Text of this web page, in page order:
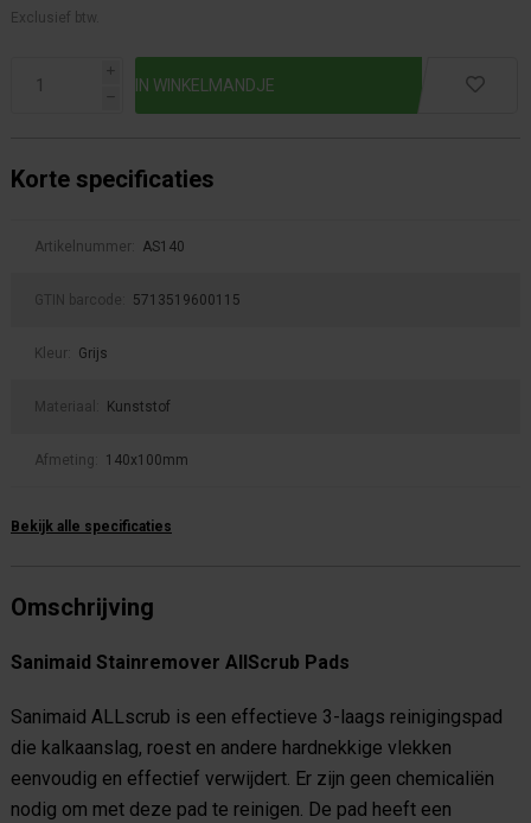
Exclusief btw.
i
h
Korte specificaties
Artikelnummer: AS140
GTIN barcode: 5713519600115
Kleur: Grijs
Materiaal: Kunststof
Afmeting: 140x100mm
Bekijk alle specificaties
Omschrijving
Sanimaid Stainremover AllScrub Pads
Sanimaid ALLscrub is een effectieve 3-laags reinigingspad
die kalkaanslag, roest en andere hardnekkige vlekken
eenvoudig en effectief verwijdert. Er zijn geen chemicaliën
nodig om met deze pad te reinigen. De pad heeft een